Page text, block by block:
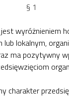
§ 1
lokalnym,
ma pozytywny